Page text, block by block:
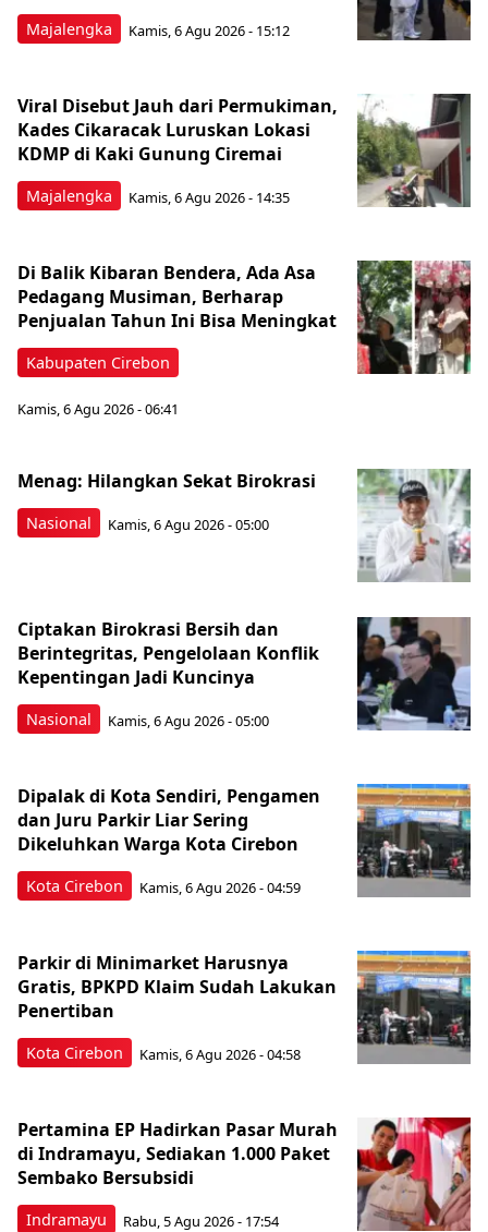
Majalengka Kamis, 6 Agu 2026 - 15:12
Majalengka
Viral Disebut Jauh dari Permukiman,
Kades Cikaracak Luruskan Lokasi
KDMP di Kaki Gunung Ciremai
Kamis, 6 Agu 2026 - 14:35
Kabupaten Cirebon
Di Balik Kibaran Bendera, Ada Asa
Pedagang Musiman, Berharap
Penjualan Tahun Ini Bisa Meningkat
Kamis, 6 Agu 2026 - 06:41
Nasional
Menag: Hilangkan Sekat Birokrasi
Kamis, 6 Agu 2026 - 05:00
Nasional
Ciptakan Birokrasi Bersih dan
Berintegritas, Pengelolaan Konflik
Kepentingan Jadi Kuncinya
Kamis, 6 Agu 2026 - 05:00
Kota Cirebon
Dipalak di Kota Sendiri, Pengamen
dan Juru Parkir Liar Sering
Dikeluhkan Warga Kota Cirebon
Kamis, 6 Agu 2026 - 04:59
Kota Cirebon
Parkir di Minimarket Harusnya
Gratis, BPKPD Klaim Sudah Lakukan
Penertiban
Kamis, 6 Agu 2026 - 04:58
Indramayu
Pertamina EP Hadirkan Pasar Murah
di Indramayu, Sediakan 1.000 Paket
Sembako Bersubsidi
Rabu, 5 Agu 2026 - 17:54